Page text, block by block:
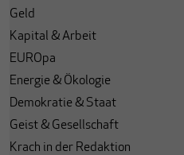
Geld
Kapital & Arbeit
EUROpa
Energie & Ökologie
Demokratie & Staat
Geist & Gesellschaft
Krach in der Redaktion